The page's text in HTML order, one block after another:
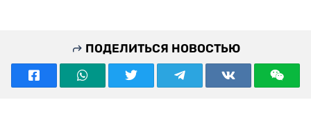
ПОДЕЛИТЬСЯ НОВОСТЬЮ